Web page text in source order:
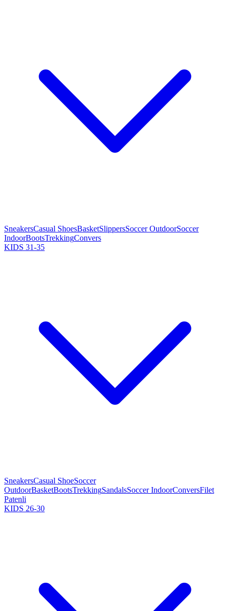
SneakersCasual ShoesBasketSlippersSoccer OutdoorSoccer
IndoorBootsTrekkingConvers
KIDS 31-35
SneakersCasual ShoeSoccer
OutdoorBasketBootsTrekkingSandalsSoccer IndoorConversFilet
Patenli
KIDS 26-30